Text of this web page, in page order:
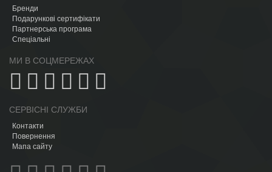
Бренди
Подарункові сертифікати
Партнерська програма
Спеціальні
МИ В СОЦМЕРЕЖАХ
СЕРВІСНІ СЛУЖБИ
Контакти
Повернення
Мапа сайту